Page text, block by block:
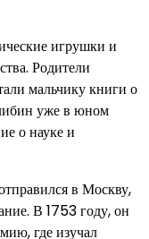
игрушки и
Родители
мальчику книги о
уже в юном
о науке и
в Москву,
В 1753 году, он
где изучал